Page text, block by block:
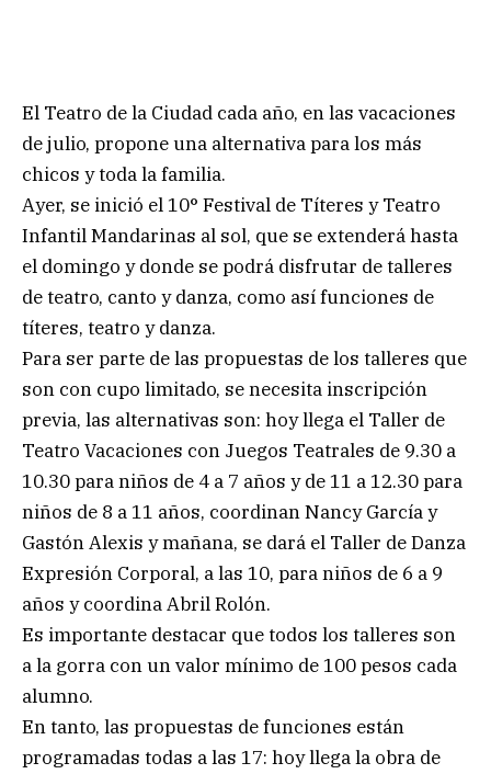
El Teatro de la Ciudad cada año, en las vacaciones
de julio, propone una alternativa para los más
chicos y toda la familia.
Ayer, se inició el 10° Festival de Títeres y Teatro
Infantil Mandarinas al sol, que se extenderá hasta
el domingo y donde se podrá disfrutar de talleres
de teatro, canto y danza, como así funciones de
títeres, teatro y danza.
Para ser parte de las propuestas de los talleres que
son con cupo limitado, se necesita inscripción
previa, las alternativas son: hoy llega el Taller de
Teatro Vacaciones con Juegos Teatrales de 9.30 a
10.30 para niños de 4 a 7 años y de 11 a 12.30 para
niños de 8 a 11 años, coordinan Nancy García y
Gastón Alexis y mañana, se dará el Taller de Danza
Expresión Corporal, a las 10, para niños de 6 a 9
años y coordina Abril Rolón.
Es importante destacar que todos los talleres son
a la gorra con un valor mínimo de 100 pesos cada
alumno.
En tanto, las propuestas de funciones están
programadas todas a las 17: hoy llega la obra de